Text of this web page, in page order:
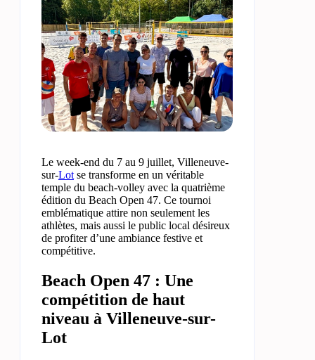
Le week-end du 7 au 9 juillet, Villeneuve-
sur-Lot se transforme en un véritable
temple du beach-volley avec la quatrième
édition du Beach Open 47. Ce tournoi
emblématique attire non seulement les
athlètes, mais aussi le public local désireux
de profiter d’une ambiance festive et
compétitive.
Beach Open 47 : Une
compétition de haut
niveau à Villeneuve-sur-
Lot